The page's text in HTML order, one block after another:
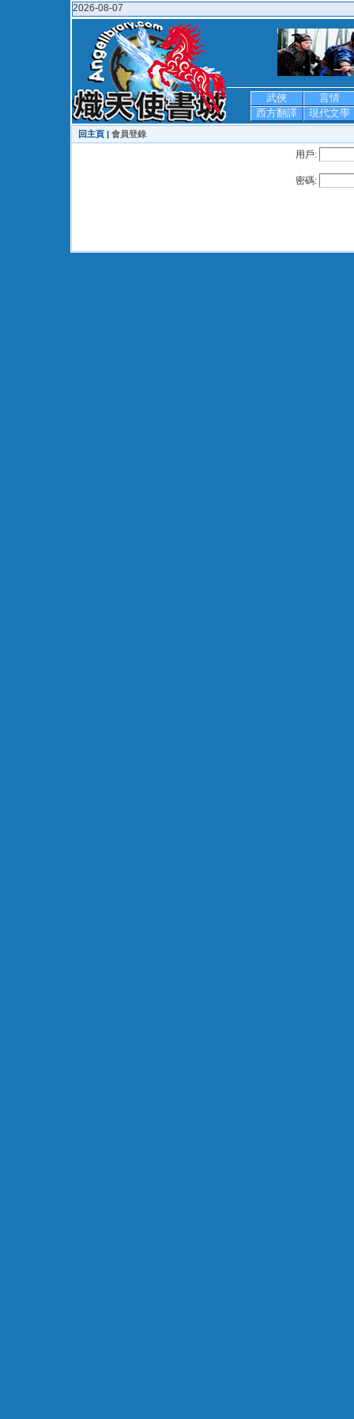
2026-08-07
武俠
言情
西方翻譯
現代文學
回主頁 | 會員登錄
用戶:
密碼: